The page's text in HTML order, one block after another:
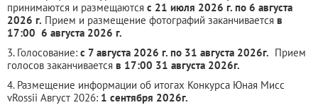
принимаются и размещаются с 21 июля 2026 г. по 6 августа
2026 г. Прием и размещение фотографий заканчивается в
17:00 6 августа 2026 г.
3. Голосование: с 7 августа 2026 г. по 31 августа 2026г. Прием
голосов заканчивается в 17:00 31 августа 2026г.
4. Размещение информации об итогах Конкурса Юная Мисс
vRossii Август 2026: 1 сентября 2026г.